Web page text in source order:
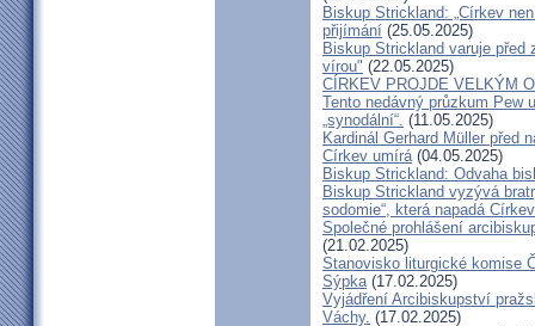
Biskup Strickland: „Církev
přijímání (25.05.2025)
Biskup Strickland varuje
vírou" (22.05.2025)
CÍRKEV PROJDE VELKÝM
Tento nedávný průzkum Pew
„synodální“. (11.05.2025)
Kardinál Gerhard Müller před
Církev umírá(04.05.2025)
Biskup Strickland: Odvaha
Biskup Strickland vyzývá
sodomie“, která napadá Církev
Společné prohlášení
(21.02.2025)
Stanovisko liturgické komise
Sýpka(17.02.2025)
Vyjádření Arcibiskupství
Váchy. (17.02.2025)